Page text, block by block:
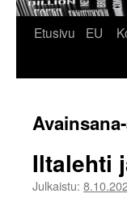
Siirry
Etusivu EU
Iltalehti
Julkaistu: